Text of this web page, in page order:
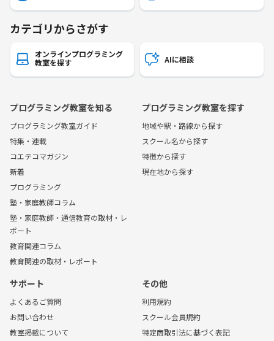
カテゴリからさがす
オンラインプログラミング
教室を探す
AIに相談
プログラミング教室を知る
プログラミング教室ガイド
特集・連載
コエテコマガジン
新着
プログラミング
塾・家庭教師コラム
塾・家庭教師・通信教育の取材・レ
ポート
教育関連コラム
教育関連の取材・レポート
プログラミング教室を探す
地域や駅・路線から探す
スクール名から探す
特徴から探す
現在地から探す
サポート
よくあるご質問
お問い合わせ
教室掲載について
その他
利用規約
スクール会員規約
特定商取引法に基づく表記